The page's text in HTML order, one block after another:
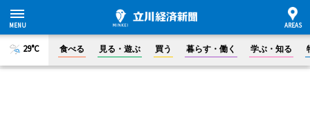
29°C 食べる 見る・遊ぶ 買う 暮らす・働く 学ぶ・知る